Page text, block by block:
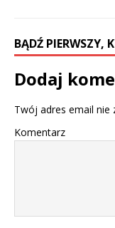
BĄDŹ PIERWSZY,
Dodaj
Twój adres email nie
Komentarz